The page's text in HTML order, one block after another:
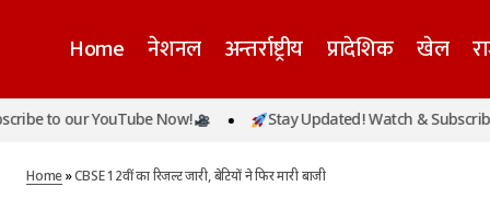
Home नेशनल अन्तर्राष्ट्रीय प्रादेशिक खेल
राजनीति से दूर रहकर बनाई अलग पहचान, स्कूल से
YouTube Now! Stay Updated! Watch & Subscribe to our
Home»CBSE 12वीं का रिजल्ट जारी, बेटियों ने फिर मारी बाजी